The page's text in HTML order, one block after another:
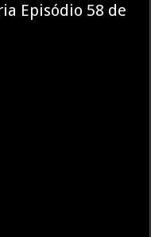
Episódio 58 de